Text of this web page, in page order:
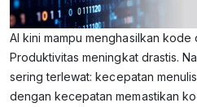
AI kini mampu menghasilkan kode
Produktivitas meningkat drastis.
sering terlewat: kecepatan
dengan kecepatan memastikan